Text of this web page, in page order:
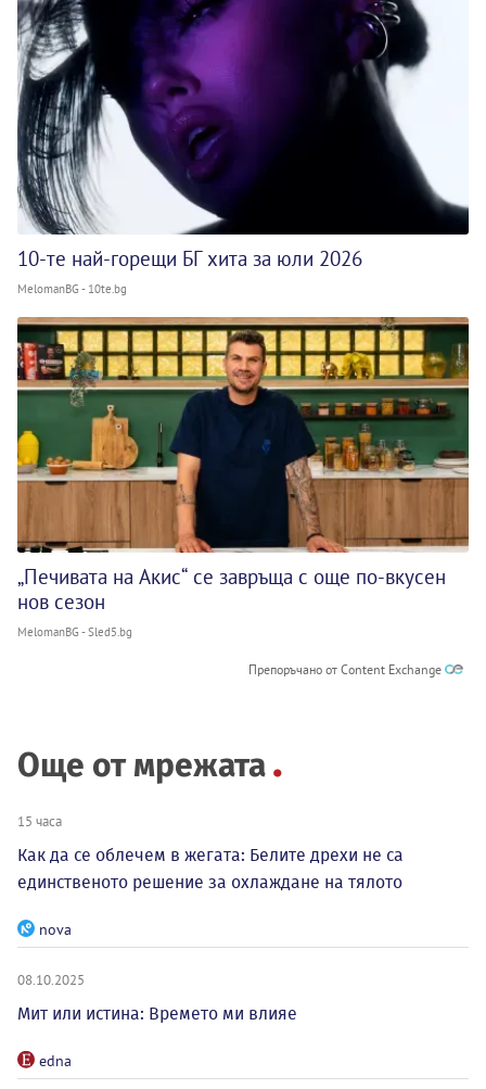
10-те най-горещи БГ хита за юли 2026
MelomanBG - 10te.bg
„Печивата на Акис“ се завръща с още по-вкусен
нов сезон
MelomanBG - Sled5.bg
Препоръчано от Content Exchange
Още от мрежата
15 часа
Как да се облечем в жегата: Белите дрехи не са
единственото решение за охлаждане на тялото
nova
08.10.2025
Мит или истина: Времето ми влияе
edna